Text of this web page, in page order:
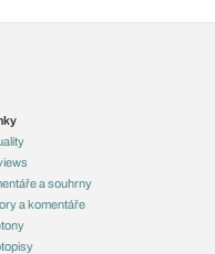
a souhrny
a komentáře